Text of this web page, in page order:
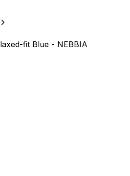
fit Blue - NEBBIA